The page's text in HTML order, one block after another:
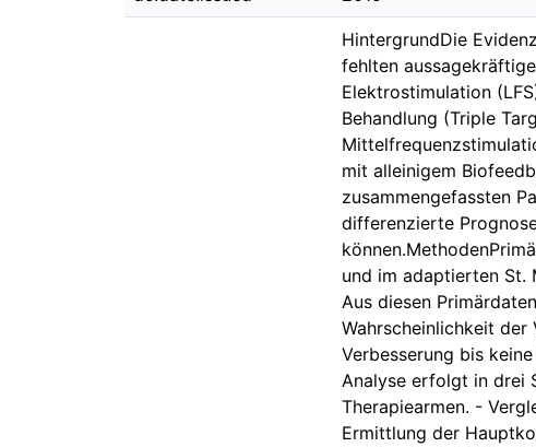
HintergrundDie
fehlten
Elektrostimulation
Behandlung (Triple
mit alleinigem
zusammengefassten
differenzierte
und im adaptierten St.
Aus diesen
Wahrscheinlichkeit
Verbesserung bis
Analyse erfolgt in drei
Therapiearmen. -
Ermittlung der